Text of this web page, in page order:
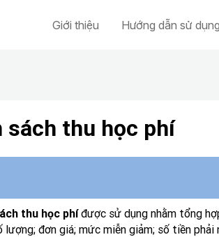
Giới thiệu Hướng dẫn sử dụng
sách thu học phí
thu học phíđược sử dụng nhằm tổng
đơn giá; mức miễn giảm; số tiền phải